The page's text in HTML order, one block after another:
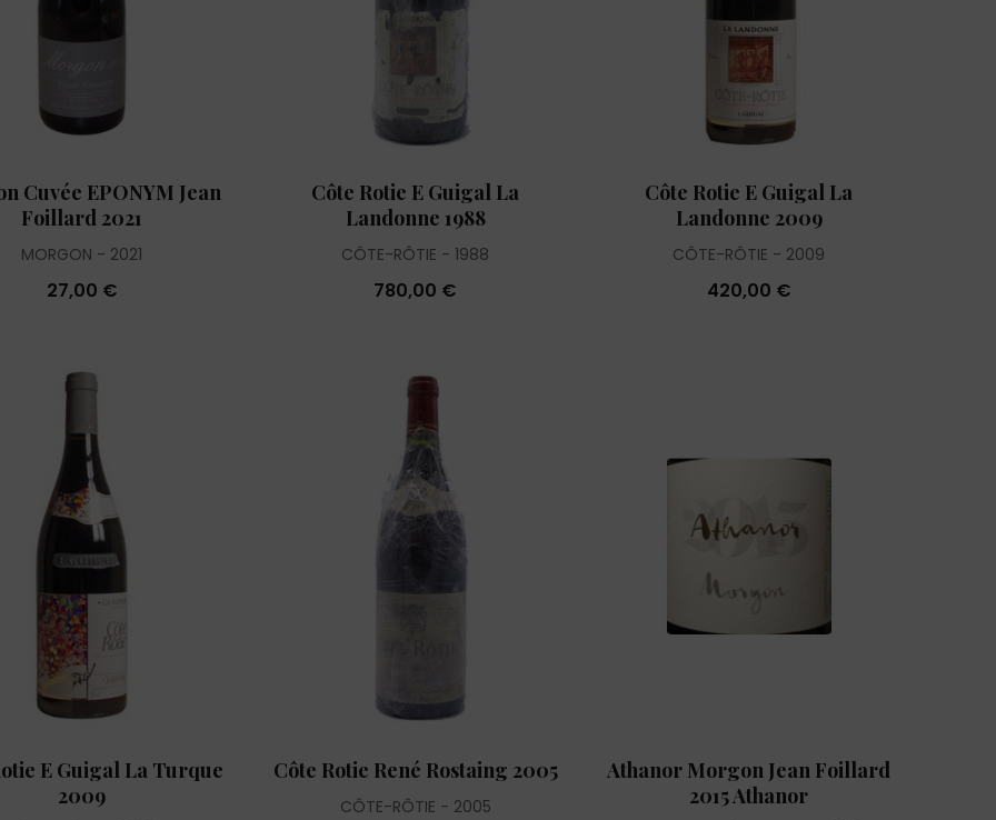
Cuvée EPONYM Jean
Foillard 2021
MORGON 2021
27,00 €
Côte Rotie E Guigal La
Landonne 1988
CÔTE-RÔTIE 1988
780,00 €
Côte Rotie E Guigal La
Landonne 2009
CÔTE-RÔTIE 2009
420,00 €
E Guigal La Turque
2009
Côte Rotie René Rostaing 2005
CÔTE-RÔTIE 2005
Athanor Morgon Jean Foillard
2015 Athanor